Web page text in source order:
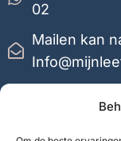
02
Mailen kan
Mijn